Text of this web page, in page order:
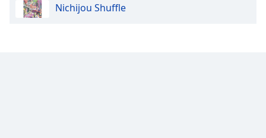
Opacity Nichijou Shuffle